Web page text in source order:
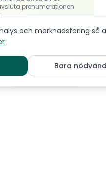
prenumerationen
ensamrätt.
och marknadsföring så
Bara